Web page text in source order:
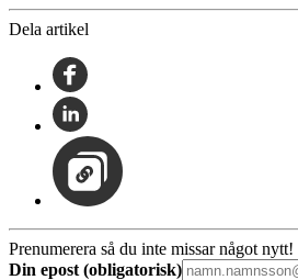
Dela artikel
Prenumerera så du inte missar något nytt!
Din epost (obligatorisk)